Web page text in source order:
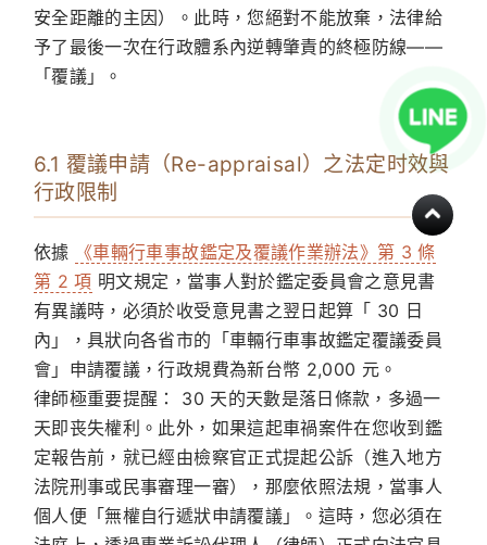
安全距離的主因）。此時，您絕對不能放棄，法律給
予了最後一次在行政體系內逆轉肇責的終極防線——
「覆議」。
6.1 覆議申請（Re-appraisal）之法定时效與
行政限制
依據
《車輛行車事故鑑定及覆議作業辦法》第 3 條
第 2 項 明文規定，當事人對於鑑定委員會之意見書
有異議時， 必須於收受意見書之翌日起算「 30 日
內」
，具狀向各省市的「車輛行車事故鑑定覆議委員
會」申請覆議，行政規費為新台幣 2,000 元。
律師極重要提醒：
30 天的天數是落日條款，多過一
天即丧失權利。此外，如果這起車禍案件在您收到鑑
定報告前，就已經由檢察官正式提起公訴（進入地方
法院刑事或民事審理一審），那麼依照法規，當事人
個人便「無權自行遞狀申請覆議」。這時，您必須在